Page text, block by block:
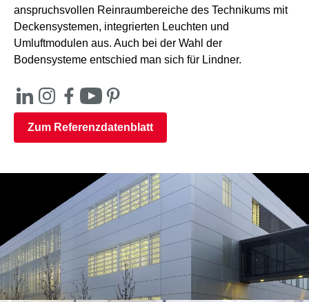
anspruchsvollen Reinraumbereiche des Technikums mit
Deckensystemen, integrierten Leuchten und
Umluftmodulen aus. Auch bei der Wahl der
Bodensysteme entschied man sich für Lindner.
Zum Referenzdatenblatt